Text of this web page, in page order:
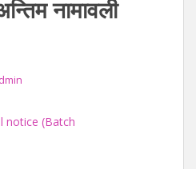
नामावली
notice (Batch